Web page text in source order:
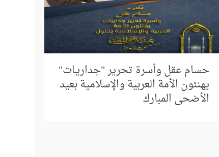
حسام عقل وأسرة تحرير "جداريـات"
يهنئون الأمة العربية والإسلامية بعيد
الأضحى المبارك